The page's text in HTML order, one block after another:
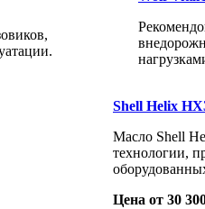
Shell Helix
Масло Shell
технологии,
Цена от 30